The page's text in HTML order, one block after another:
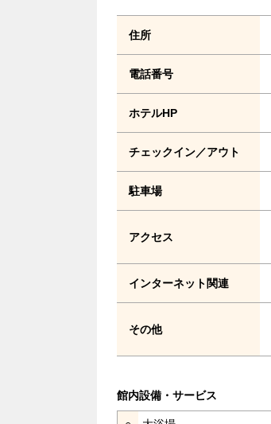
住所
電話番号
ホテルHP
チェックイン／アウト
駐車場
アクセス
インターネット関連
その他
館内設備・サービス